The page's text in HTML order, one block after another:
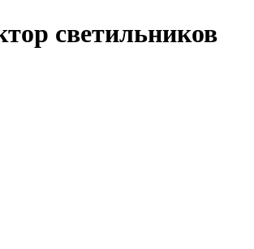
светильников